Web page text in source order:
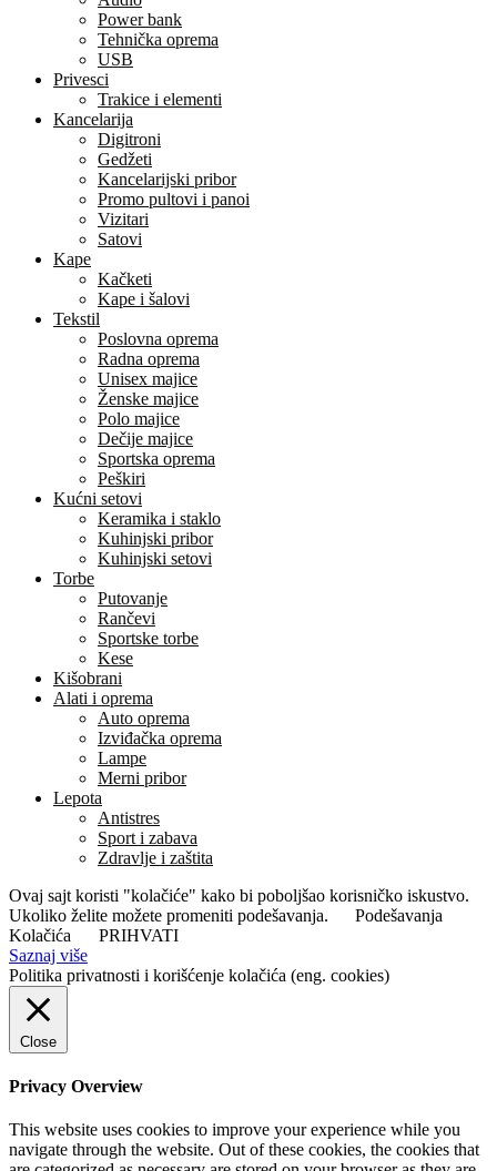
Power bank
Tehnička oprema
USB
Privesci
Trakice i elementi
Kancelarija
Digitroni
Gedžeti
Kancelarijski pribor
Promo pultovi i panoi
Vizitari
Satovi
Kape
Kačketi
Kape i šalovi
Tekstil
Poslovna oprema
Radna oprema
Unisex majice
Ženske majice
Polo majice
Dečije majice
Sportska oprema
Peškiri
Kućni setovi
Keramika i staklo
Kuhinjski pribor
Kuhinjski setovi
Torbe
Putovanje
Rančevi
Sportske torbe
Kese
Kišobrani
Alati i oprema
Auto oprema
Izviđačka oprema
Lampe
Merni pribor
Lepota
Antistres
Sport i zabava
Zdravlje i zaštita
Ovaj sajt koristi "kolačiće" kako bi poboljšao korisničko iskustvo.
Ukoliko želite možete promeniti podešavanja.
Podešavanja
Kolačića
PRIHVATI
Saznaj više
Politika privatnosti i korišćenje kolačića (eng. cookies)
Close
Privacy Overview
This website uses cookies to improve your experience while you
navigate through the website. Out of these cookies, the cookies that